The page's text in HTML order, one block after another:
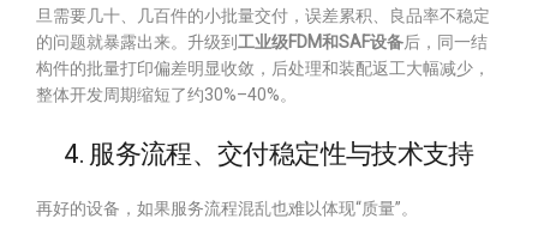
旦需要几十、几百件的小批量交付，误差累积、良品率不稳定
的问题就暴露出来。升级到 工业级FDM和SAF设备后，同一结
构件的批量打印偏差明显收敛，后处理和装配返工大幅减少，
整体开发周期缩短了约30%–40%。
4. 服务流程、交付稳定性与技术支持
再好的设备，如果服务流程混乱也难以体现“质量”。